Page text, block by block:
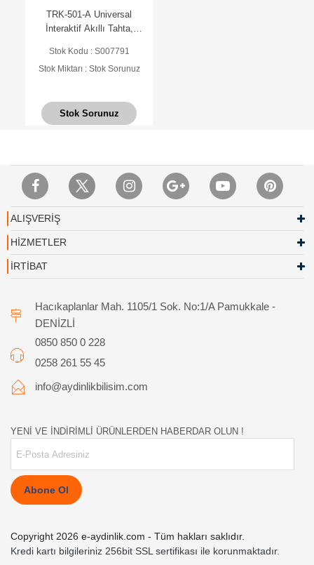
TRK-501-A Universal
İnteraktif Akıllı Tahta,
Tekerlekli 42", 85"
Stok Kodu : S007791
Stok Miktarı : Stok Sorunuz
Stok Sorunuz
ALIŞVERİŞ
HİZMETLER
İRTİBAT
Hacıkaplanlar Mah. 1105/1 Sok. No:1/A Pamukkale -
DENİZLİ
0850 850 0 228
0258 261 55 45
info@aydinlikbilisim.com
YENİ VE İNDİRİMLİ ÜRÜNLERDEN HABERDAR OLUN !
Abone Ol
Copyright 2026 e-aydinlik.com - Tüm hakları saklıdır.
Kredi kartı bilgileriniz 256bit SSL sertifikası ile korunmaktadır.